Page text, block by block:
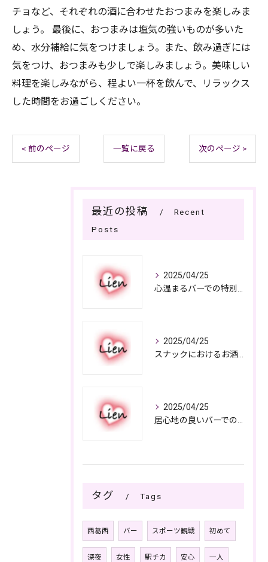
チョなど、それぞれの酒に合わせたおつまみを楽しみま
しょう。 最後に、おつまみは塩気の強いものが多いた
め、水分補給に気をつけましょう。また、飲み過ぎには
気をつけ、おつまみも少しで楽しみましょう。美味しい
料理を楽しみながら、程よい一杯を飲んで、リラックス
した時間をお過ごしください。
< 前のページ 一覧に戻る 次のページ >
最近の投稿
Recent
Posts
2025/04/25
2025/04/25
2025/04/25
タグ Tags
西葛西 バー スポーツ観戦 初めて
深夜 女性 駅チカ 安心 一人